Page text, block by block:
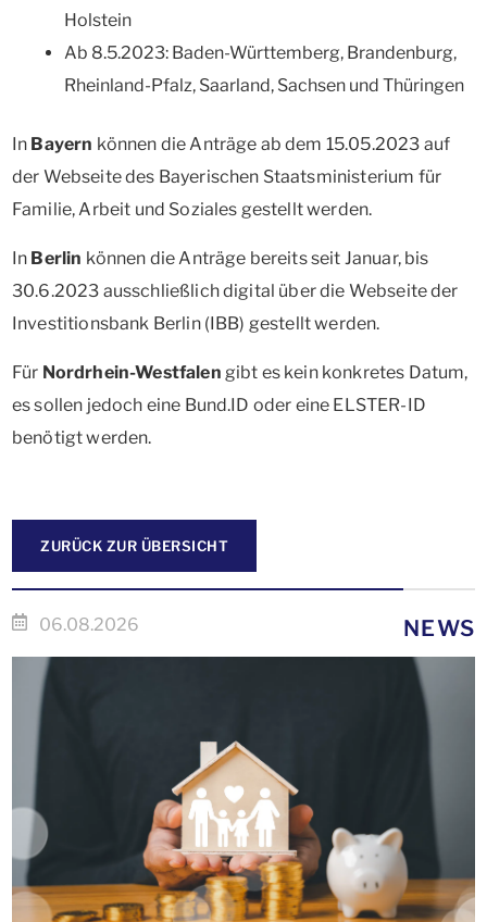
Holstein
Ab 8.5.2023: Baden-Württemberg, Brandenburg,
Rheinland-Pfalz, Saarland, Sachsen und Thüringen
In Bayern können die Anträge ab dem 15.05.2023 auf
der Webseite des Bayerischen Staatsministerium für
Familie, Arbeit und Soziales gestellt werden.
In Berlin können die Anträge bereits seit Januar, bis
30.6.2023 ausschließlich digital über die Webseite der
Investitionsbank Berlin (IBB) gestellt werden.
Für Nordrhein-Westfalen gibt es kein konkretes Datum,
es sollen jedoch eine Bund.ID oder eine ELSTER-ID
benötigt werden.
ZURÜCK ZUR ÜBERSICHT
06.08.2026 NEWS